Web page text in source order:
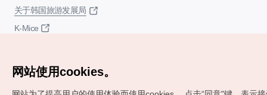
关于韩国旅游发展局
K-Mice
网站使用cookies。